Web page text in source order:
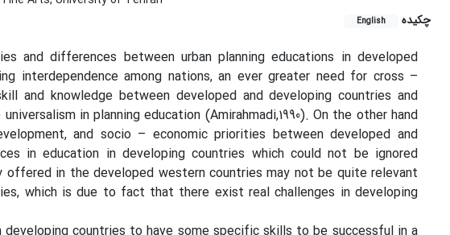
چکیده
English
and differences between urban planning educations in developed
interdependence among nations, an ever greater need for cross –
and knowledge between developed and developing countries and
in planning education (Amirahmadi,1990). On the other hand
and socio – economic priorities between developed and
in education in developing countries which could not be ignored
offered in the developed western countries may not be quite relevant
which is due to fact that there exist real challenges in developing